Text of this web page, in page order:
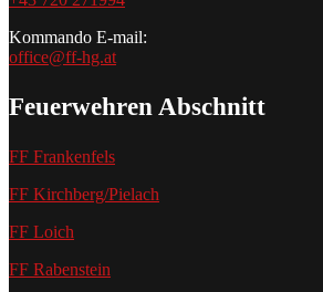
Kommando E-mail:
office@ff-hg.at
Feuerwehren Abschnitt
FF Frankenfels
FF Kirchberg/Pielach
FF Loich
FF Rabenstein